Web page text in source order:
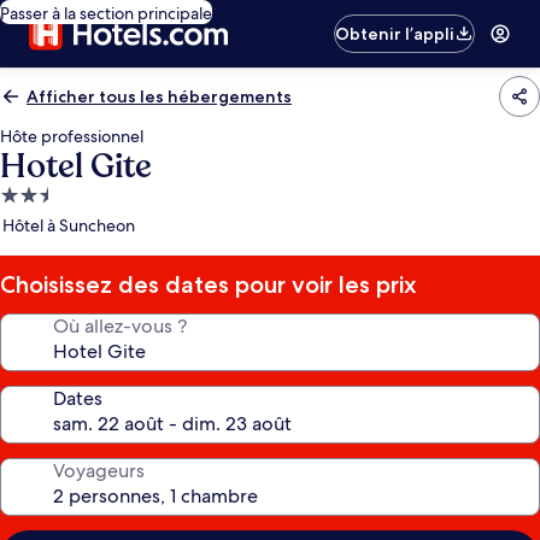
Passer à la section principale
Obtenir l’appli
Afficher tous les hébergements
Hôte professionnel
Hotel Gite
Hébergement
2.5 étoiles
Hôtel à Suncheon
Choisissez des dates pour voir les prix
Où allez-vous ?
Dates
Voyageurs